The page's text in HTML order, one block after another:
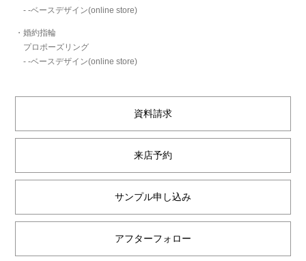
- -ベースデザイン(online store)
・婚約指輪
プロポーズリング
- -ベースデザイン(online store)
資料請求
来店予約
サンプル申し込み
アフターフォロー